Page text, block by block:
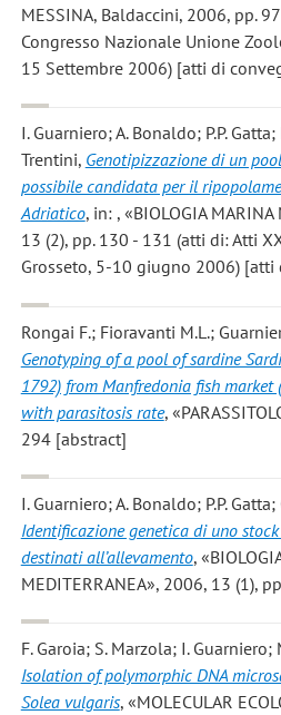
MESSINA, Baldaccini, 2006, pp.
Congresso Nazionale Unione
15 Settembre 2006) [atti di
I. Guarniero; A. Bonaldo; P.P.
Trentini, Genotipizzazione di un
possibile candidata per il
Adriatico, in: , «BIOLOGIA
13 (2), pp. 130 - 131 (atti di: Atti
Grosseto, 5-10 giugno 2006)
Rongai F.; Fioravanti M.L.;
Genotyping of a pool of sardine
1792) from Manfredonia fish
with parasitosis rate,
294 [abstract]
I. Guarniero; A. Bonaldo; P.P.
Identificazione genetica di uno
destinati all’allevamento,
MEDITERRANEA», 2006, 13 (1),
F. Garoia; S. Marzola; I. Guarniero;
Isolation of polymorphic DNA
Solea vulgaris, «MOLECULAR